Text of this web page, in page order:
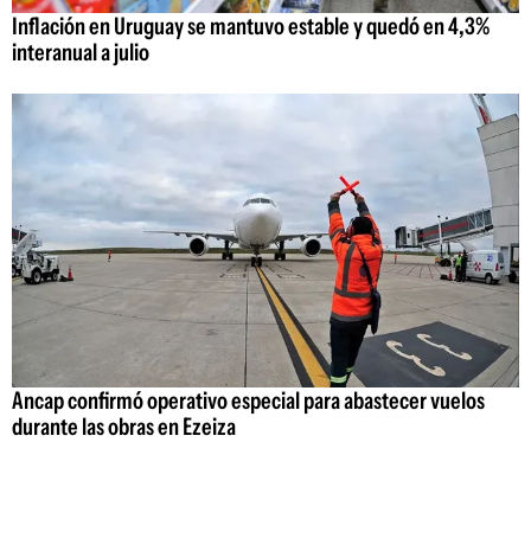
Inflación en Uruguay se mantuvo estable y quedó en 4,3%
interanual a julio
Ancap confirmó operativo especial para abastecer vuelos
durante las obras en Ezeiza